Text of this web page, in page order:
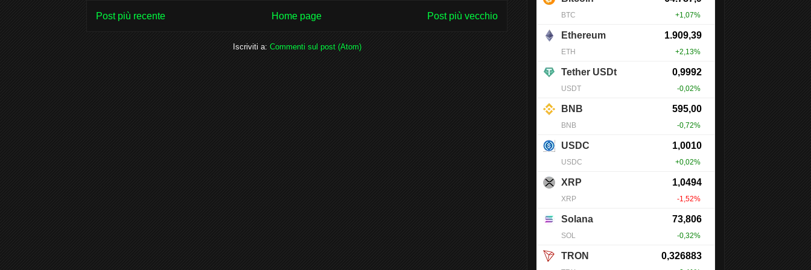
Post più recente Post più vecchio
Home page
Iscriviti a: Commenti sul post (Atom)